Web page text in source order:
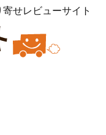
せレビューサイト